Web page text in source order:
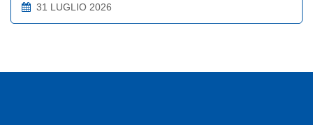
31 LUGLIO 2026